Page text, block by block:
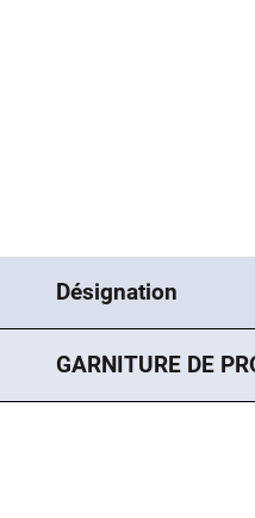
Désignation
GARNITURE DE